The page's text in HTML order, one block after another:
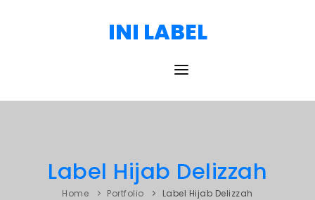
INI LABEL
HOME
PORTOFOLIO
Label Hijab Delizzah
Home Portfolio Label Hijab Delizzah